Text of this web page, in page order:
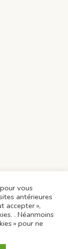
en toile ©
vous
antérieures
accepter »,
. Néanmoins
» pour ne